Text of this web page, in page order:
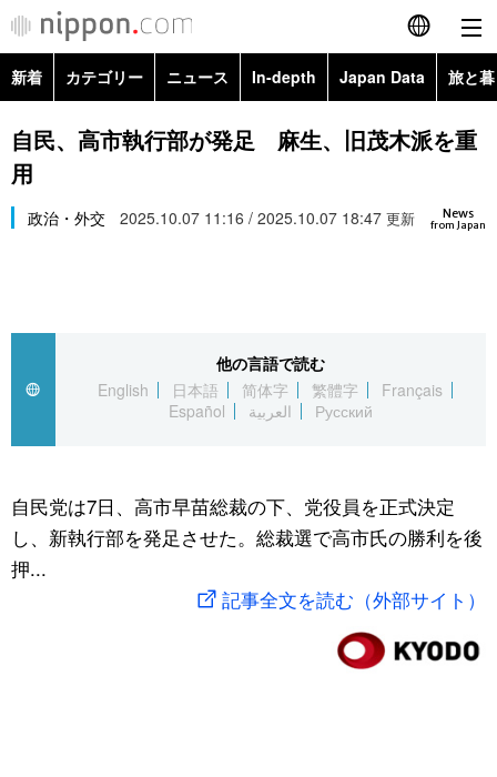
English
简体字
Русский
カテゴリー
経済・ビジネス
国際
文化
トップ
アーカイブ
In-depth
Japan Data
動画/Live
新着 カテゴリー ニュース In-depth Japan Data 旅と
政治・外交
経済・ビジネス
スポーツ・東京2020
Topics
自民、高市執行部が発足 麻生、旧茂木派を重
用
News
from Japan
政治・外交 2025.10.07 11:16 / 2025.10.07 18:47 更新
他の言語で読む
English
日本語 简体字 繁體字
Français
Español
العربية Русский
自民党は7日、高市早苗総裁の下、党役員を正式決定
し、新執行部を発足させた。総裁選で高市氏の勝利を後
押...
記事全文を読む（外部サイト）